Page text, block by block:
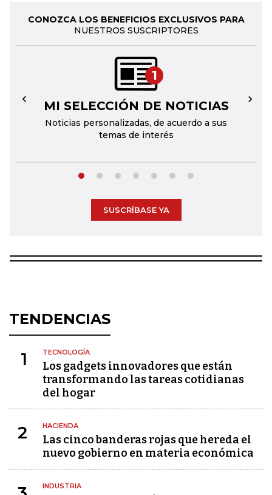
CONOZCA LOS BENEFICIOS EXCLUSIVOS PARA
NUESTROS SUSCRIPTORES
1
MI SELECCIÓN DE NOTICIAS
Noticias personalizadas, de acuerdo a sus
temas de interés
← →
SUSCRÍBASE YA
TENDENCIAS
1 TECNOLOGÍA
Los gadgets innovadores que están
transformando las tareas cotidianas
del hogar
2 HACIENDA
Las cinco banderas rojas que hereda el
nuevo gobierno en materia económica
INDUSTRIA